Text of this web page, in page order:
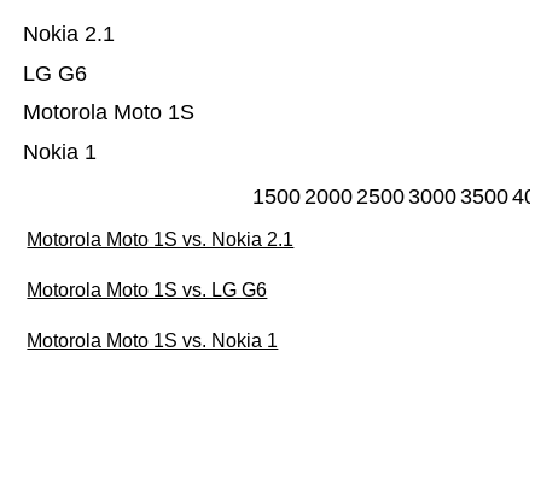
Nokia 1
Motorola Moto 1S
LG G6
Nokia 2.1
15002000250030003500
Motorola Moto 1S vs. Nokia 2.1
Motorola Moto 1S vs. LG G6
Motorola Moto 1S vs. Nokia 1